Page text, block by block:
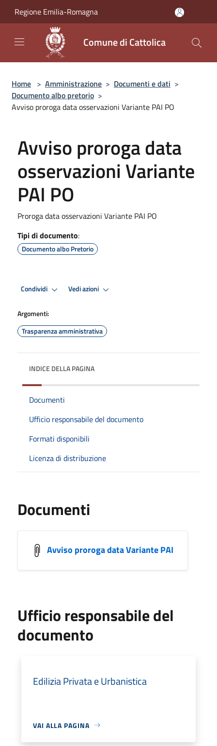
Regione Emilia-Romagna
Comune di Cattolica
Home > Amministrazione > Documenti e dati >
Documento albo pretorio >
Avviso proroga data osservazioni Variante PAI PO
Avviso proroga data
osservazioni Variante
PAI PO
Proroga data osservazioni Variante PAI PO
Tipi di documento:
Documento albo Pretorio
Condividi Vedi azioni
Argomenti:
Trasparenza amministrativa
INDICE DELLA PAGINA
Documenti
Ufficio responsabile del documento
Formati disponibili
Licenza di distribuzione
Documenti
Avviso proroga data Variante PAI
Ufficio responsabile del
documento
Edilizia Privata e Urbanistica
VAI ALLA PAGINA